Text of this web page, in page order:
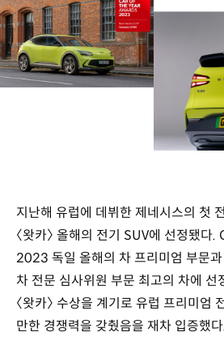
지난해 유럽에 데뷔한 제네시스의 첫
〈왓카〉 올해의 전기 SUV에 선정됐다
2023 독일 올해의 차 프리미엄 부문
차 전문 심사위원 부문 최고의 차에 선
〈왓카〉 수상을 계기로 유럽 프리미엄
만한 경쟁력을 갖췄음을 재차 입증했